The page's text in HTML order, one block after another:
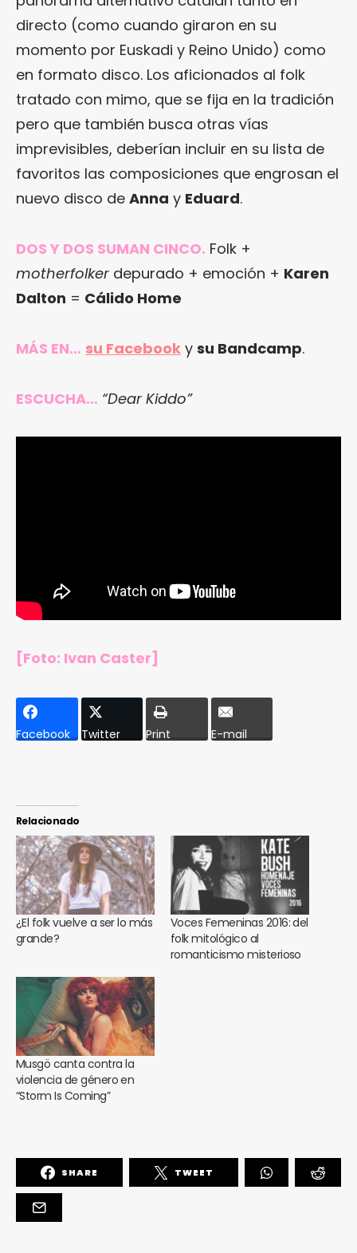
directo (como cuando giraron en su
momento por Euskadi y Reino Unido) como
en formato disco. Los aficionados al folk
tratado con mimo, que se fija en la tradición
pero que también busca otras vías
imprevisibles, deberían incluir en su lista de
favoritos las composiciones que engrosan el
nuevo disco de Anna y Eduard.
DOS Y DOS SUMAN CINCO. Folk +
motherfolker depurado + emoción + Karen
Dalton = Cálido Home
MÁS EN… su Facebook y su Bandcamp.
ESCUCHA… “Dear Kiddo”
[Foto: Ivan Caster]
Facebook Twitter Print E-mail
Relacionado
¿El folk vuelve a ser lo más
grande?
Voces Femeninas 2016: del
folk mitológico al
romanticismo misterioso
Musgö canta contra la
violencia de género en
“Storm Is Coming”
SHARE TWEET